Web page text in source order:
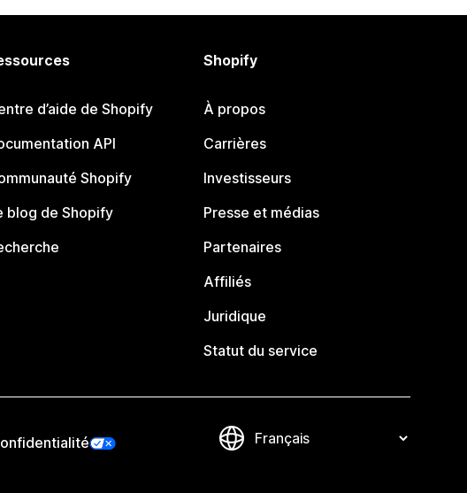
d’aide de Shopify
API
Shopify
blog de Shopify
Shopify
À propos
Carrières
Investisseurs
Presse et médias
Partenaires
Affiliés
Juridique
Statut du service